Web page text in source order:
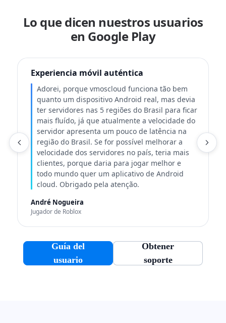
Lo que dicen nuestros usuarios
en Google Play
Experiencia móvil auténtica
Adorei, porque vmoscloud funciona tão bem
quanto um dispositivo Android real, mas devia
ter servidores nas 5 regiões do Brasil para ficar
mais fluído, já que atualmente a velocidade do
servidor apresenta um pouco de latência na
região do Brasil. Se for possível melhorar a
velocidade dos servidores no país, teria mais
clientes, porque daria para jogar melhor e
todo mundo quer um aplicativo de Android
cloud. Obrigado pela atenção.
André Nogueira
Jugador de Roblox
Guía del
usuario
Obtener
soporte